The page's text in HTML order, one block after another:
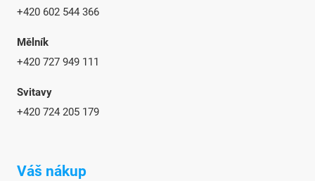
+420 602 544 366
Mělník
+420 727 949 111
Svitavy
+420 724 205 179
Váš nákup